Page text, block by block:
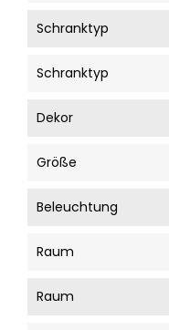
Schranktyp
Schranktyp
Dekor
Größe
Beleuchtung
Raum
Raum